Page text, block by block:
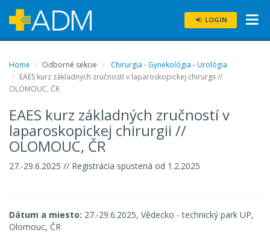
LOGIN
Home Odborné sekcie Chirurgia - Gynekológia -Urológia
EAES kurz základných zručností v laparoskopickej chirurgii //
OLOMOUC, ČR
EAES kurz základných zručností v
laparoskopickej chirurgii //
OLOMOUC, ČR
27.-29.6.2025 // Registrácia spustená od 1.2.2025
Dátum a miesto: 27.-29.6.2025, Vědecko - technický park UP,
Olomouc, ČR